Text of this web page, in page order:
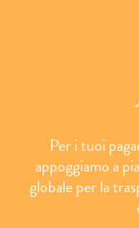
Per i tuoi
appoggiamo a
globale per la